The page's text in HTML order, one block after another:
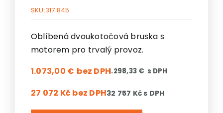
SKU:317 845
Oblíbená dvoukotočová bruska s
motorem pro trvalý provoz.
1.073,00 € 1.298,33 €
27 072 Kč bez DPH32 757 Kčs DPH